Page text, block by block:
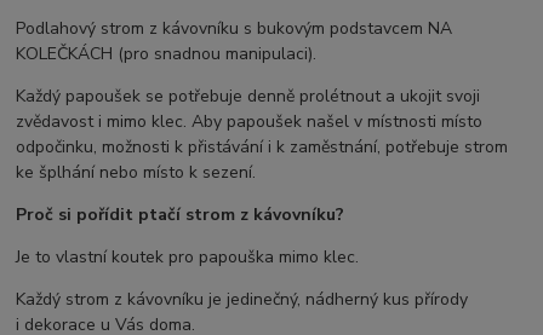
Podlahový strom z kávovníku s bukovým podstavcem NA
KOLEČKÁCH (pro snadnou manipulaci).
Každý papoušek se potřebuje denně prolétnout a ukojit svoji
zvědavost i mimo klec. Aby papoušek našel v místnosti místo
odpočinku, možnosti k přistávání i k zaměstnání, potřebuje strom
ke šplhání nebo místo k sezení.
Proč si pořídit ptačí strom z kávovníku?
Je to vlastní koutek pro papouška mimo klec.
Každý strom z kávovníku je jedinečný, nádherný kus přírody
i dekorace u Vás doma.